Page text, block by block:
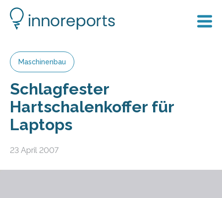
Maschinenbau
Schlagfester
Hartschalenkoffer für
Laptops
23 April 2007